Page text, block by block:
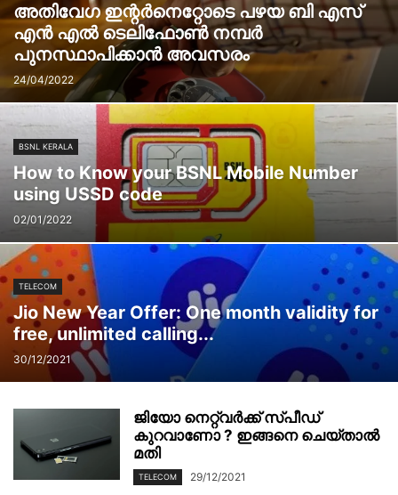
അതിവേഗ ഇന്റര്‍നെറ്റോടെ പഴയ ബി എസ്
എന്‍ എല്‍ ടെലിഫോൺ നമ്പർ
പുനസ്ഥാപിക്കാൻ അവസരം
24/04/2022
BSNL KERALA
How to Know your BSNL Mobile Number
using USSD code
02/01/2022
TELECOM
Jio New Year Offer: One month validity for
free, unlimited calling...
30/12/2021
ജിയോ നെറ്റ്‌വർക്ക് സ്പീഡ്
കുറവാണോ ? ഇങ്ങനെ ചെയ്താൽ
മതി
TELECOM 29/12/2021